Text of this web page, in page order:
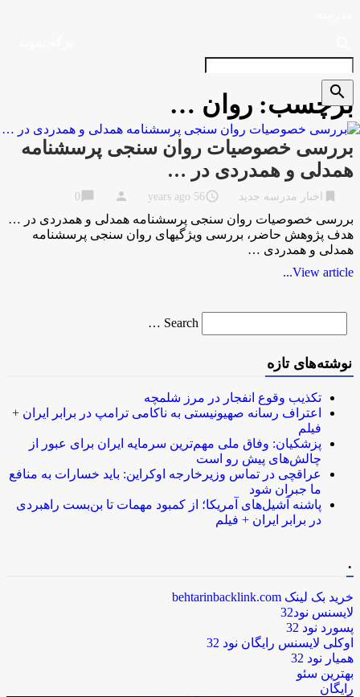
برچسب: روان …
بررسی خصوصیات روان سنجی پرسشنامه
همدلی و همدردی در …
اخبار مدرسه جدید access_time
56 years ago
person
chat_bubble
بررسی خصوصیات روان سنجی پرسشنامه همدلی و همدردی در …
هدف پژوهش حاضر، بررسی ویژگی­های روان­ سنجی پرسشنامه
همدلی و همدردی …
View article...
for
Search …
search
نوشته‌های تازه
تکذیب وقوع انفجار در مرز شلمچه
اعتراف رسانه صهیونیستی به ناکامی ترامپ در برابر ایران +
فیلم
پزشکیان: وفاق ملی مهم‌ترین سرمایه ایران برای عبور از
چالش‌های پیش رو است
عراقچی در تماس وزیرخارجه اوکراین: باید خسارات به منافع
ما جبران شود
پاشنه آشیل‌های آمریکا؛ از کمبود مهمات تا بن‌بست راهبردی
در برابر ایران + فیلم
خرید بک لینک behtarinbacklink.com
لایسنس نود32
پسورد نود 32
اوکلی لایسنس رایگان نود 32
همیار نود 32
بهترین سئو
رایگان